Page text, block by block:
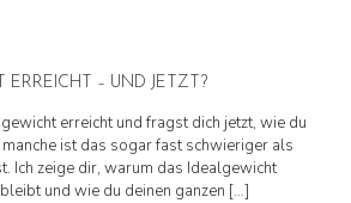
ERREICHT – UND JETZT?
erreicht und fragst dich jetzt, wie du
manche ist das sogar fast schwieriger als
Ich zeige dir, warum das Idealgewicht
und wie du deinen ganzen […]